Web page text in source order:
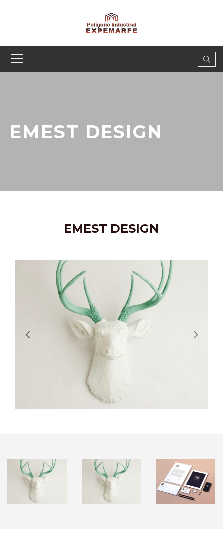
EMEST DESIGN
EMEST DESIGN